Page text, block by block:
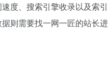
度、搜索引擎收录以及索
则需要找一网一匠的站长